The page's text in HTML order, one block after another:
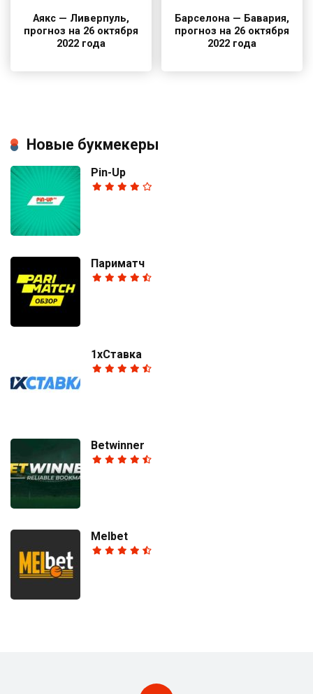
Аякс — Ливерпуль,
прогноз на 26 октября
2022 года
Барселона — Бавария,
прогноз на 26 октября
2022 года
Новые букмекеры
Pin-Up
Париматч
1хСтавка
Betwinner
Melbet